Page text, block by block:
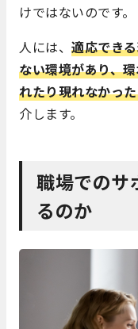
けではないのです。
人には、 適応でき
ない環境があり、
れたり現れなかっ
介します。
職場でのサ
るのか